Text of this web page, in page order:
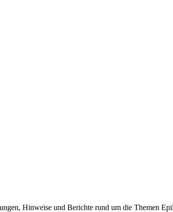
Hinweise und Berichte rund um die Themen